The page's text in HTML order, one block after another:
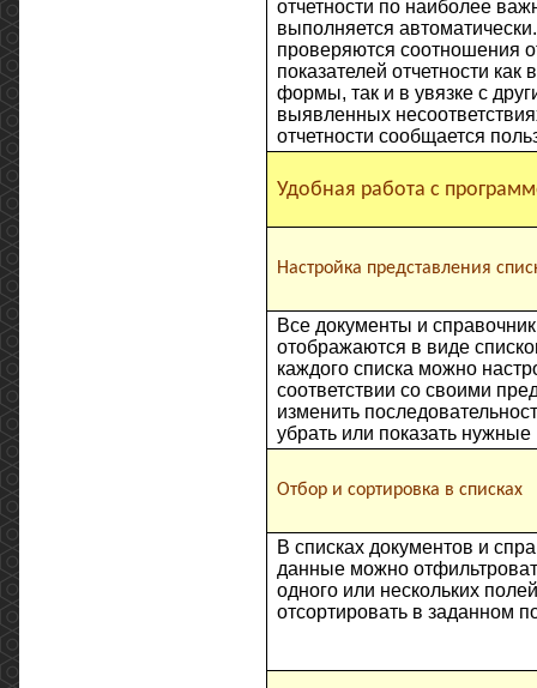
отчетности по наиболее
выполняется
проверяются соотношения
показателей отчетности как
формы, так и в увязке с
выявленных
отчетности сообщается
Удобная работа с
Настройка представления
Все документы и
отображаются в виде
каждого списка можно
соответствии со своими
изменить
убрать или показать нужные
Отбор и сортировка в списках
В списках документов и
данные можно
одного или нескольких
отсортировать в заданном